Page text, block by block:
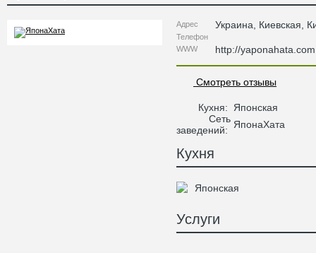
Адрес Украина Киевская ,
Телефон
WWW
http://yaponahata.com
Смотреть отзывы
Кухня:
Японская
Сеть
заведений:
ЯпонаХата
Кухня
Японская
Услуги